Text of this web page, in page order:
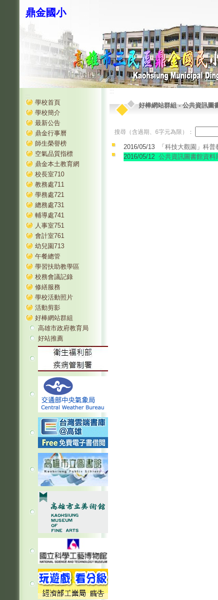
鼎金國小
:::
學校首頁
學校簡介
最新公告
鼎金行事曆
師生榮譽榜
空氣品質指標
鼎金本土教育網
校長室710
教務處711
學務處721
總務處731
輔導處741
人事室751
會計室761
幼兒園713
午餐總管
學習扶助教學區
校務會議記錄
修繕服務
學校活動照片
活動剪影
好棒網站群組
高雄市政府教育局
好站推薦
:::
好棒網站群組-公共資訊圖
搜尋（含過期、6字元為限）：
2016/05/13
「科技大觀園」科
2016/05/12 公共資訊圖書館資